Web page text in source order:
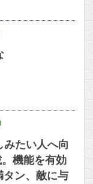
みたい人へ向
機能を有効
タン、敵に与